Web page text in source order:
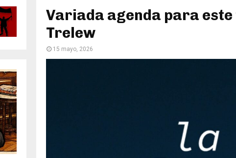
Variada agenda para este
Trelew
15 mayo, 2026